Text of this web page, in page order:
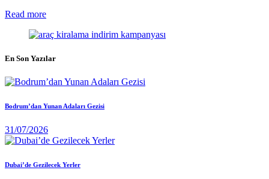
Read more
En Son Yazılar
Bodrum’dan Yunan Adaları Gezisi
31/07/2026
Dubai’de Gezilecek Yerler